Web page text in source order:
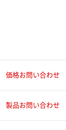
価格お問い合わせ
製品お問い合わせ